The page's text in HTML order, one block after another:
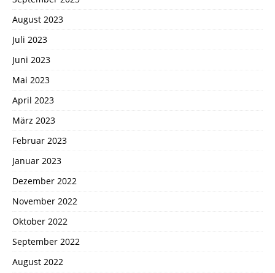
August 2023
Juli 2023
Juni 2023
Mai 2023
April 2023
März 2023
Februar 2023
Januar 2023
Dezember 2022
November 2022
Oktober 2022
September 2022
August 2022